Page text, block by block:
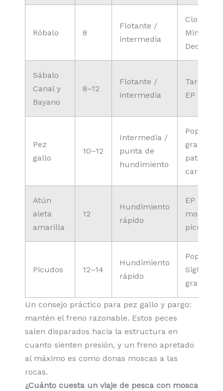
Róbalo 8
Flotante /
intermedia
Clouser
Minnow,
Deceiver
Sábalo
Canal y
Bayano
8–12
Flotante /
intermedia
Tarpon
EP
Pez
gallo
10–12
Intermedia /
punta de
hundimiento
Poppers
grandes,
patrones
carnada
Atún
aleta
amarilla
12
Hundimiento
rápido
EP
moscas
picudos
Picudos 12–14
Hundimiento
rápido
Poppers
Sigler,
grandes
Un consejo práctico para pez gallo y pargo:
mantén el freno razonable. Estos peces
salen disparados hacia la estructura en
cuanto sienten presión, y un freno apretado
al máximo es como donas moscas a las
rocas.
¿Cuánto cuesta un viaje de pesca con mosca